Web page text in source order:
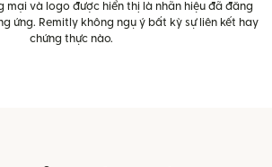
mại và logo được hiển thị là nhãn hiệu đã đăng
ứng. Remitly không ngụ ý bất kỳ sự liên kết hay
chứng thực nào.